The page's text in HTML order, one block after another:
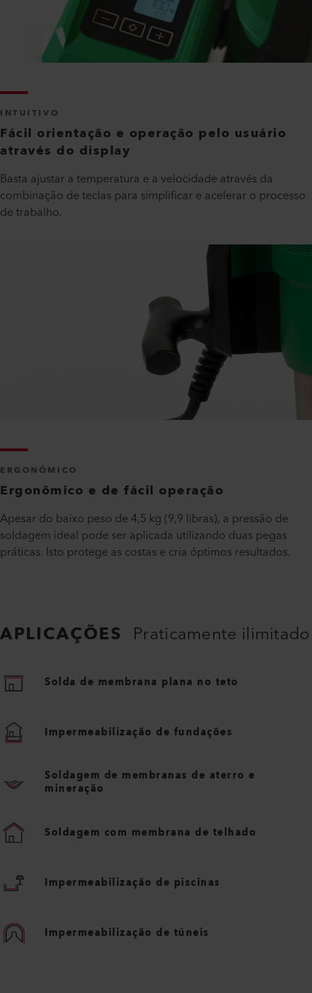
INTUITIVO
Fácil orientação e operação pelo usuário
através do display
Basta ajustar a temperatura e a velocidade através da
combinação de teclas para simplificar e acelerar o processo
de trabalho.
ERGONÔMICO
Ergonômico e de fácil operação
Apesar do baixo peso de 4,5 kg (9,9 libras), a pressão de
soldagem ideal pode ser aplicada utilizando duas pegas
práticas. Isto protege as costas e cria óptimos resultados.
APLICAÇÕES Praticamente ilimitado
Solda de membrana plana no teto
Impermeabilização de fundações
Soldagem de membranas de aterro e
mineração
Soldagem com membrana de telhado
Impermeabilização de piscinas
Impermeabilização de túneis